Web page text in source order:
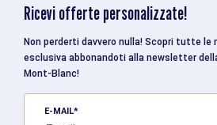
Ricevi offerte personalizzate!
Non perderti davvero nulla! Scopri tutte le
esclusiva abbonandoti alla newsletter
Mont-Blanc!
E-MAIL